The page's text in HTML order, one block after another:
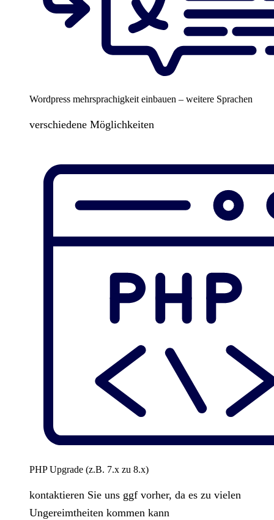
Wordpress mehrsprachigkeit einbauen – weitere Sprachen
verschiedene Möglichkeiten
PHP Upgrade (z.B. 7.x zu 8.x)
kontaktieren Sie uns ggf vorher, da es zu vielen
Ungereimtheiten kommen kann